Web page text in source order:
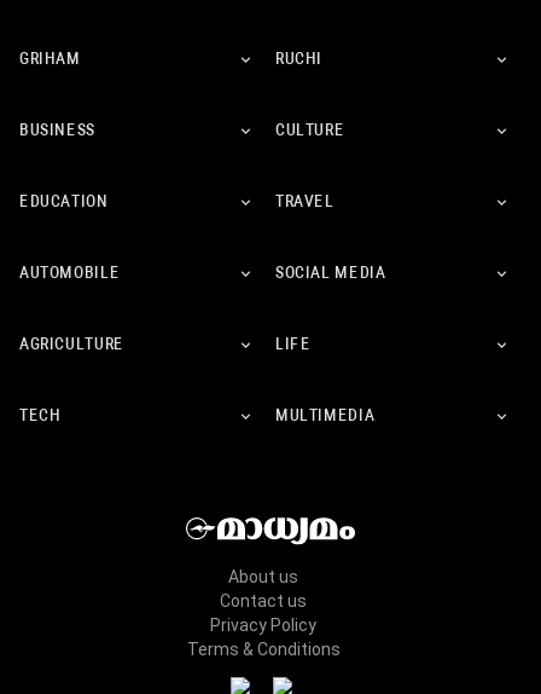
GRIHAM RUCHI
BUSINESS CULTURE
EDUCATION TRAVEL
AUTOMOBILE SOCIAL MEDIA
AGRICULTURE LIFE
TECH MULTIMEDIA
About us
Contact us
Privacy Policy
Terms & Conditions